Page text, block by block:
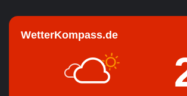
WetterKompass.de